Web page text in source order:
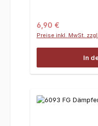
Regulärer Preis:
6,90 €
Preise inkl. MwSt.
In